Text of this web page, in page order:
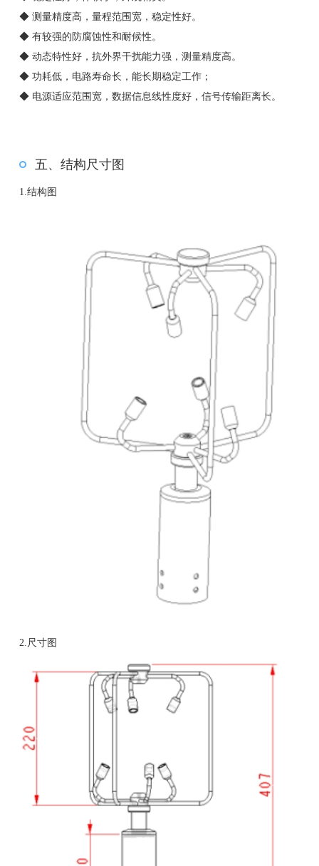
◆ 测量精度高，量程范围宽，稳定性好。
◆ 有较强的防腐蚀性和耐候性。
◆ 动态特性好，抗外界干扰能力强，测量精度高。
◆ 功耗低，电路寿命长，能长期稳定工作；
◆ 电源适应范围宽，数据信息线性度好，信号传输距离长。
五、结构尺寸图
1.结构图
2.尺寸图